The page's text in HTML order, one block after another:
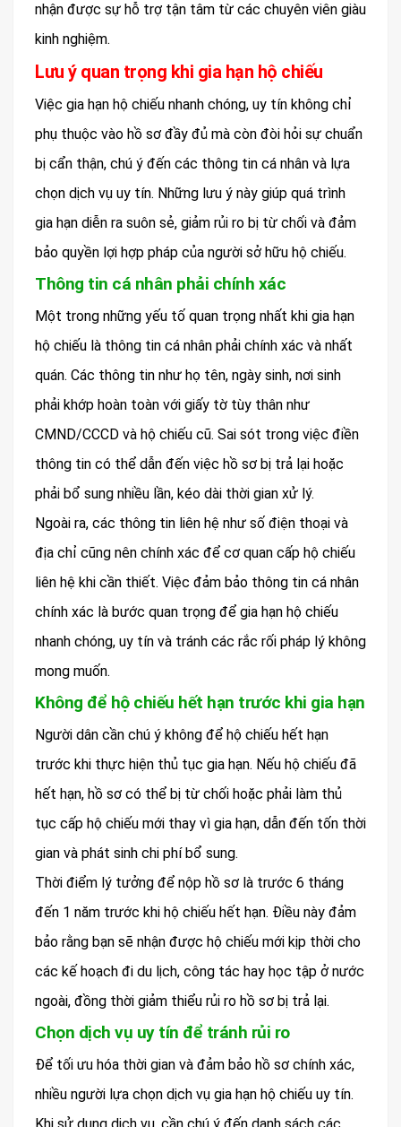
nhận được sự hỗ trợ tận tâm từ các chuyên viên giàu
kinh nghiệm.
Lưu ý quan trọng khi gia hạn hộ chiếu
Việc gia hạn hộ chiếu nhanh chóng, uy tín không chỉ
phụ thuộc vào hồ sơ đầy đủ mà còn đòi hỏi sự chuẩn
bị cẩn thận, chú ý đến các thông tin cá nhân và lựa
chọn dịch vụ uy tín. Những lưu ý này giúp quá trình
gia hạn diễn ra suôn sẻ, giảm rủi ro bị từ chối và đảm
bảo quyền lợi hợp pháp của người sở hữu hộ chiếu.
Thông tin cá nhân phải chính xác
Một trong những yếu tố quan trọng nhất khi gia hạn
hộ chiếu là thông tin cá nhân phải chính xác và nhất
quán. Các thông tin như họ tên, ngày sinh, nơi sinh
phải khớp hoàn toàn với giấy tờ tùy thân như
CMND/CCCD và hộ chiếu cũ. Sai sót trong việc điền
thông tin có thể dẫn đến việc hồ sơ bị trả lại hoặc
phải bổ sung nhiều lần, kéo dài thời gian xử lý.
Ngoài ra, các thông tin liên hệ như số điện thoại và
địa chỉ cũng nên chính xác để cơ quan cấp hộ chiếu
liên hệ khi cần thiết. Việc đảm bảo thông tin cá nhân
chính xác là bước quan trọng để gia hạn hộ chiếu
nhanh chóng, uy tín và tránh các rắc rối pháp lý không
mong muốn.
Không để hộ chiếu hết hạn trước khi gia hạn
Người dân cần chú ý không để hộ chiếu hết hạn
trước khi thực hiện thủ tục gia hạn. Nếu hộ chiếu đã
hết hạn, hồ sơ có thể bị từ chối hoặc phải làm thủ
tục cấp hộ chiếu mới thay vì gia hạn, dẫn đến tốn thời
gian và phát sinh chi phí bổ sung.
Thời điểm lý tưởng để nộp hồ sơ là trước 6 tháng
đến 1 năm trước khi hộ chiếu hết hạn. Điều này đảm
bảo rằng bạn sẽ nhận được hộ chiếu mới kịp thời cho
các kế hoạch đi du lịch, công tác hay học tập ở nước
ngoài, đồng thời giảm thiểu rủi ro hồ sơ bị trả lại.
Chọn dịch vụ uy tín để tránh rủi ro
Để tối ưu hóa thời gian và đảm bảo hồ sơ chính xác,
nhiều người lựa chọn dịch vụ gia hạn hộ chiếu uy tín.